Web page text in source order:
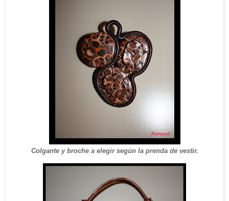
Colgante y broche a elegir según la prenda de vestir.